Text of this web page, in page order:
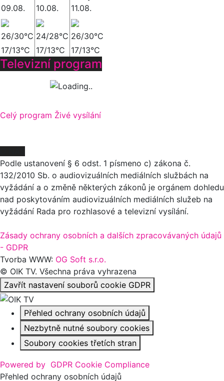
09.08.
10.08.
11.08.
26/30°C 24/28°C 26/30°C
17/13°C
17/13°C 17/13°C
Televizní program
Celý program Živé vysílání
Podle ustanovení § 6 odst. 1 písmeno c) zákona č.
132/2010 Sb. o audiovizuálních mediálních službách na
vyžádání a o změně některých zákonů je orgánem dohledu
nad poskytováním audiovizuálních mediálních služeb na
vyžádání Rada pro rozhlasové a televizní vysílání.
Zásady ochrany osobních a dalších zpracovávaných údajů
- GDPR
Tvorba WWW: OG Soft s.r.o.
© OIK TV. Všechna práva vyhrazena
Zavřít nastavení souborů cookie GDPR
Přehled ochrany osobních údajů
Nezbytně nutné soubory cookies
Soubory cookies třetích stran
Powered by GDPR Cookie Compliance
Přehled ochrany osobních údajů